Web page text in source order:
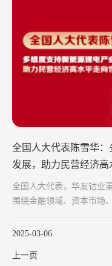
全国人大代表陈雪华
发展，助力民营经济高
全国人大代表，华友钴业
围绕金融领域、资本市场
2025-03-06
上一页